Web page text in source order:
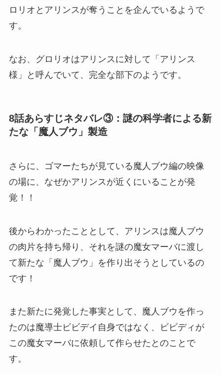
ロリオとアリンスが奪うことを企んでいるようで
す。
なお、グロリオはアリンスに対して「アリンス
様」と呼んでいて、完全な部下のようです。
8話あらすじネタバレ③：謎の科学者による新
たな「魔人ブウ」製造
さらに、ゴマーたちが見ている魔人ブウ編の映像
の場に、なぜかアリンスが近くにいることが発
覚！！
後からわかったこととして、アリンスは魔人ブウ
の肉片を持ち帰り、それを謎の魔女マーバに渡し
て新たな「魔人ブウ」を作り出そうとしているの
です！
また新たに発覚した事実として、魔人ブウを作っ
たのは魔導士ビビデイ自身ではなく、ビビディが
この魔女マーバに依頼して作らせたとのことで
す。